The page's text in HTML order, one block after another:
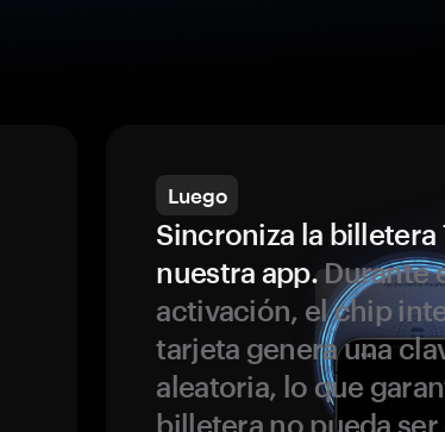
Luego
Sincroniza la billetera
nuestra app.Durante
activación, el chip
tarjeta genera una
aleatoria, lo que
billetera no pueda